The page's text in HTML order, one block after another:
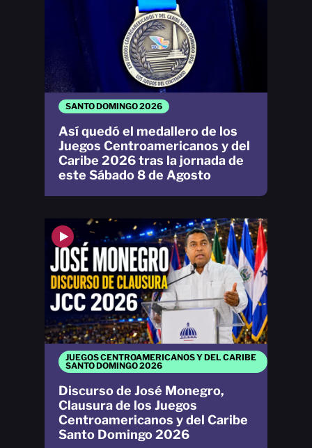
JUEGOS CENTROAMERICANOS Y DEL CARIBE
SANTO DOMINGO 2026
Discurso de José Monegro,
Clausura de los Juegos
Centroamericanos y del Caribe
Santo Domingo 2026
SANTO DOMINGO 2026
Así quedó el medallero de los
Juegos Centroamericanos y del
Caribe 2026 tras la jornada de
este Sábado 8 de Agosto